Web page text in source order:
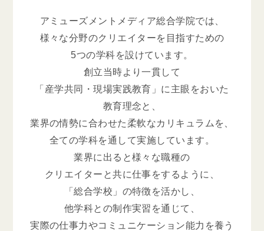
アミューズメントメディア総合学院では、
様々な分野のクリエイターを目指すための
5つの学科を設けています。
創立当時より一貫して
「産学共同・現場実践教育」に主眼をおいた
教育理念と、
業界の情勢に合わせた柔軟なカリキュラムを、
全ての学科を通して実施しています。
業界に出ると様々な職種の
クリエイターと共に仕事をするように、
「総合学校」の特徴を活かし、
他学科との制作実習を通じて、
実際の仕事力やコミュニケーション能力を養う